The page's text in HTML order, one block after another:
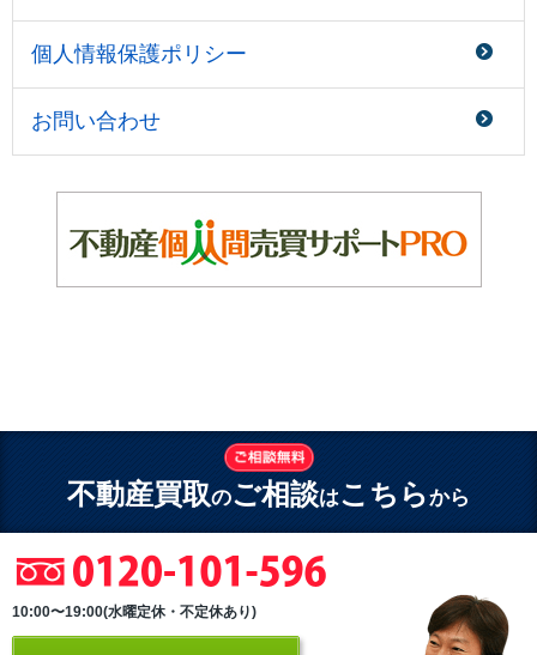
個人情報保護ポリシー
お問い合わせ
不動産買取のご相談はこちらから
10:00〜19:00(水曜定休・不定休あり)